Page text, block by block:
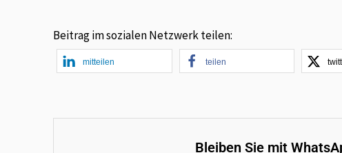
Beitrag im sozialen Netzwerk teilen:
mitteilen teilen
Bleiben Sie mit